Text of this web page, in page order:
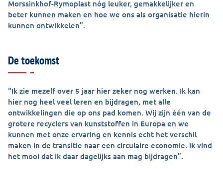
Morssinkhof-Rymoplast nóg leuker, gemakkelijker en
beter kunnen maken en hoe we ons als organisatie hierin
kunnen ontwikkelen”.
De toekomst
“Ik zie mezelf over 5 jaar hier zeker nog werken. Ik kan
hier nog heel veel leren en bijdragen, met alle
ontwikkelingen die op ons pad komen. Wij zijn één van de
grotere recyclers van kunststoffen in Europa en we
kunnen met onze ervaring en kennis echt het verschil
maken in de transitie naar een circulaire economie. Ik vind
het mooi dat ik daar dagelijks aan mag bijdragen”.